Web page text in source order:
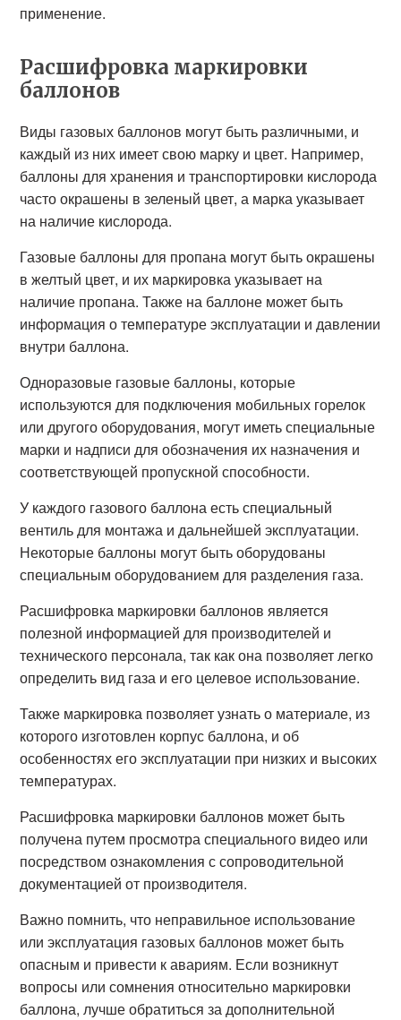
применение.
Расшифровка маркировки
баллонов
Виды газовых баллонов могут быть различными, и
каждый из них имеет свою марку и цвет. Например,
баллоны для хранения и транспортировки кислорода
часто окрашены в зеленый цвет, а марка указывает
на наличие кислорода.
Газовые баллоны для пропана могут быть окрашены
в желтый цвет, и их маркировка указывает на
наличие пропана. Также на баллоне может быть
информация о температуре эксплуатации и давлении
внутри баллона.
Одноразовые газовые баллоны, которые
используются для подключения мобильных горелок
или другого оборудования, могут иметь специальные
марки и надписи для обозначения их назначения и
соответствующей пропускной способности.
У каждого газового баллона есть специальный
вентиль для монтажа и дальнейшей эксплуатации.
Некоторые баллоны могут быть оборудованы
специальным оборудованием для разделения газа.
Расшифровка маркировки баллонов является
полезной информацией для производителей и
технического персонала, так как она позволяет легко
определить вид газа и его целевое использование.
Также маркировка позволяет узнать о материале, из
которого изготовлен корпус баллона, и об
особенностях его эксплуатации при низких и высоких
температурах.
Расшифровка маркировки баллонов может быть
получена путем просмотра специального видео или
посредством ознакомления с сопроводительной
документацией от производителя.
Важно помнить, что неправильное использование
или эксплуатация газовых баллонов может быть
опасным и привести к авариям. Если возникнут
вопросы или сомнения относительно маркировки
баллона, лучше обратиться за дополнительной